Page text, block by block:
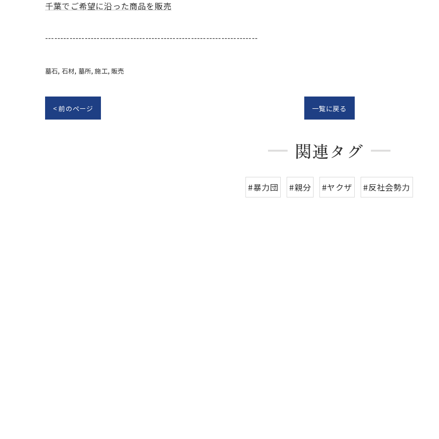
千葉でご希望に沿った商品を販売
----------------------------------------------------------------------
墓石 石材 墓所 施工 販売
< 前のページ 一覧に戻る
関連タグ
#暴力団 #親分 #ヤクザ #反社会勢力